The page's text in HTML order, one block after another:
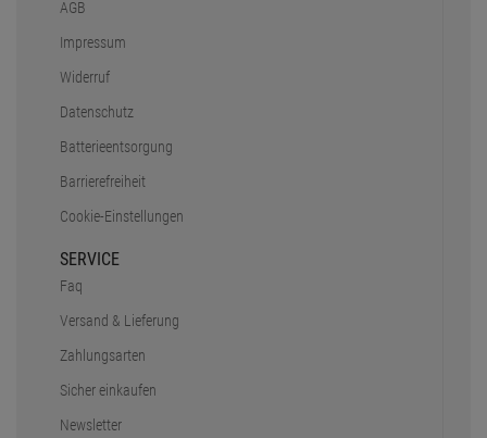
AGB
Impressum
Widerruf
Datenschutz
Batterieentsorgung
Barrierefreiheit
Cookie-Einstellungen
SERVICE
Faq
Versand & Lieferung
Zahlungsarten
Sicher einkaufen
Newsletter